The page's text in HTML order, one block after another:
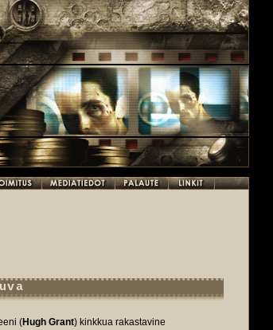
(Hugh Grant) kinkkua rakastavine